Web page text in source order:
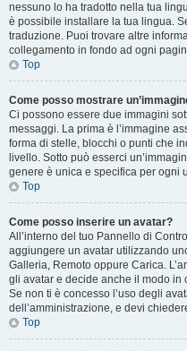
nessuno lo ha tradotto nella tua
è possibile installare la tua lingua.
traduzione. Puoi trovare altre
collegamento in fondo ad ogni
Top
Come posso mostrare
Ci possono essere due immagini
messaggi. La prima è l’immagine
forma di stelle, blocchi o punti che
livello. Sotto può esserci
genere è unica e specifica per ogni
Top
Come posso inserire un avatar?
All’interno del tuo Pannello di
aggiungere un avatar utilizzando
Galleria, Remoto oppure Carica.
gli avatar e decide anche il modo
Se non ti è concesso l’uso degli
dell’amministrazione, e devi
Top